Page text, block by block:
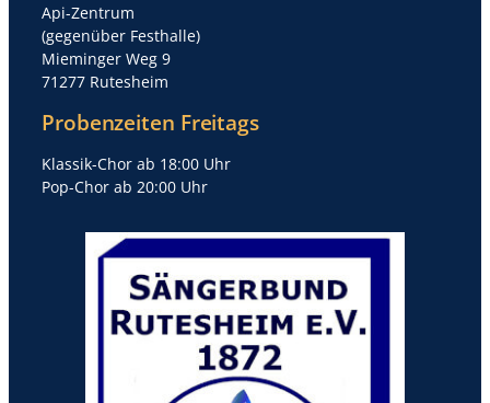
Api-Zentrum
(gegenüber Festhalle)
Mieminger Weg 9
71277 Rutesheim
Probenzeiten Freitags
Klassik-Chor ab 18:00 Uhr
Pop-Chor ab 20:00 Uhr